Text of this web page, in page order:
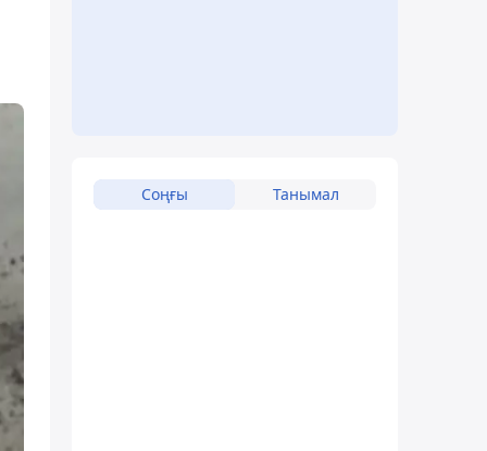
Соңғы Танымал